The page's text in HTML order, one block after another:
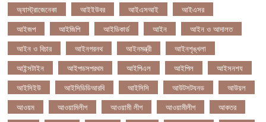
অ্যাস্ট্রাজেনেকা
আইইউবর আইএসআই
আইএসর
আইজপ
আইজিপি আইডিকার্ড আইন
আইন ও আদালত
আইন ও বিচার
আইনগরনথ আইনমন্ত্রী
আইনশৃঙ্খলা
আইন্সটাইন
আইপডসপরথম আইপিএল আইপিল
আইসনশয
আইসিইউ
আইসিডিডিআরবি আইসিসি আউটসটযনড
আউয়ল
আওয়ম
আওয়ামিলীগ আওয়ামী লীগ আওয়ামীলীগ
আকতর